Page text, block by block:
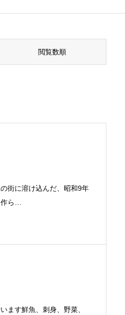
閲覧数順
街に溶け込んだ、昭和9年
ら…
ます鮮魚、刺身、野菜、